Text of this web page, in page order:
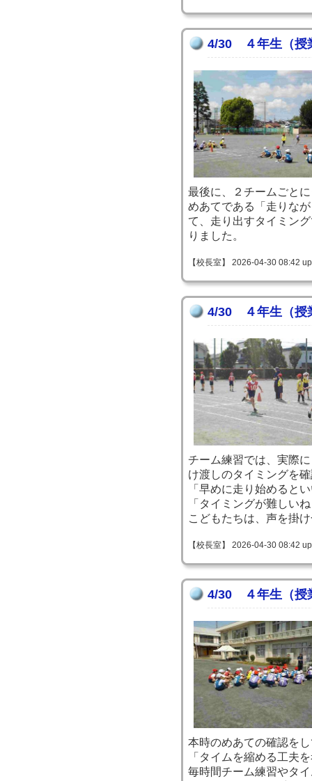
4/30 ４年生（授
最後に、２チームごと
めあてである「走りな
て、走り出すタイミン
りました。
【校長室】 2026-04-30 08:42
4/30 ４年生（授
チーム練習では、実際
け渡しのタイミングを
「早めに走り始めると
「タイミングが難しい
こどもたちは、声を掛
【校長室】 2026-04-30 08:42
4/30 ４年生（授
本時のめあての確認を
「タイムを縮める工夫
毎時間チーム練習やタ